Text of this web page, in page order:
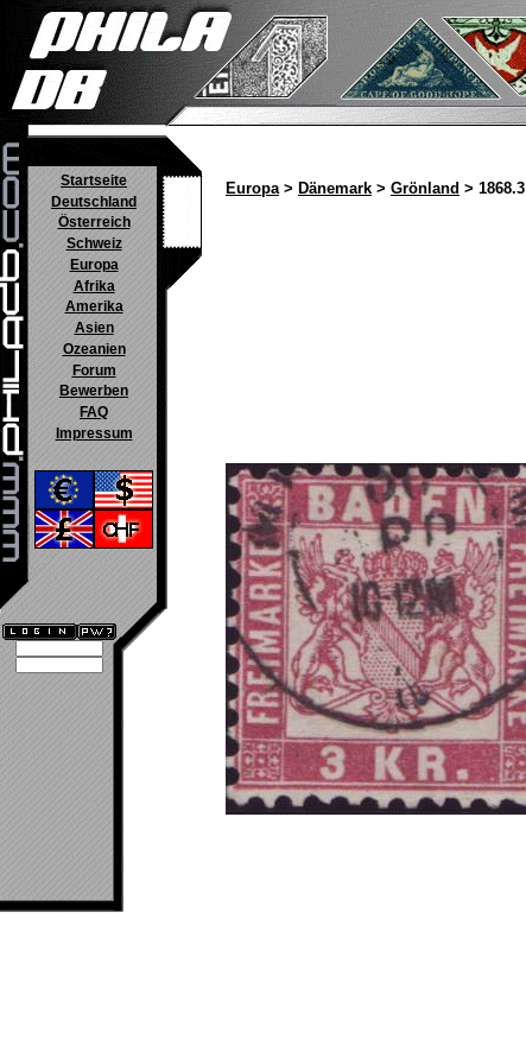
Startseite
Deutschland
Österreich
Schweiz
Europa
Afrika
Amerika
Asien
Ozeanien
Forum
Bewerben
FAQ
Impressum
Europa> Dänemark > Grönland > 1868.3